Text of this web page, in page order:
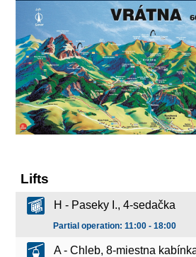
Lifts
H - Paseky I., 4-sedačka
Partial operation: 11:00 - 18:00
A - Chleb, 8-miestna